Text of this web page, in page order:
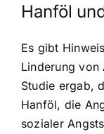
Hanföl
Es gibt
Linderung von
Studie ergab,
Hanföl, die
sozialer